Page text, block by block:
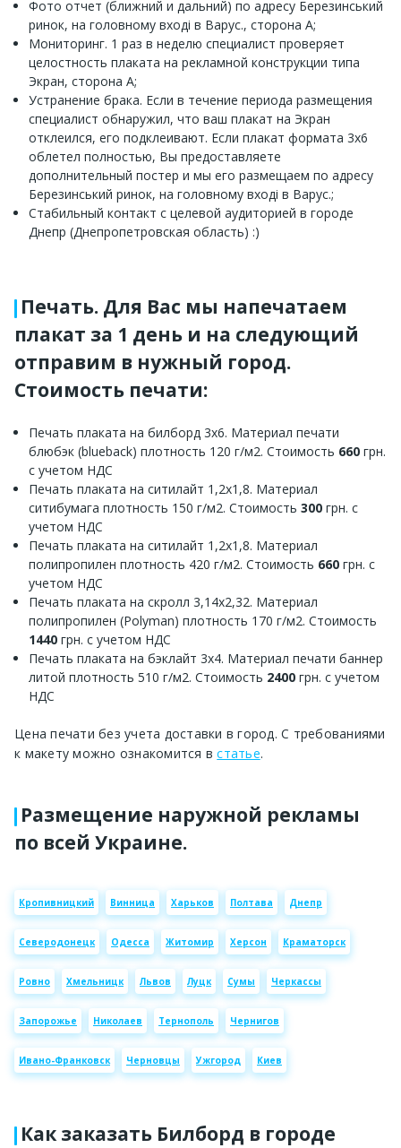
Фото отчет (ближний и дальний) по адресу Березинський
ринок, на головному вході в Варус., сторона А;
Мониторинг. 1 раз в неделю специалист проверяет
целостность плаката на рекламной конструкции типа
Экран, сторона А;
Устранение брака. Если в течение периода размещения
специалист обнаружил, что ваш плакат на Экран
отклеился, его подклеивают. Если плакат формата 3х6
облетел полностью, Вы предоставляете
дополнительный постер и мы его размещаем по адресу
Березинський ринок, на головному вході в Варус.;
Стабильный контакт с целевой аудиторией в городе
Днепр (Днепропетровская область) :)
Печать. Для Вас мы напечатаем
плакат за 1 день и на следующий
отправим в нужный город.
Стоимость печати:
Печать плаката на билборд 3х6. Материал печати
блюбэк (blueback) плотность 120 г/м2. Стоимость 660 грн.
с учетом НДС
Печать плаката на ситилайт 1,2х1,8. Материал
ситибумага плотность 150 г/м2. Стоимость 300 грн. с
учетом НДС
Печать плаката на ситилайт 1,2х1,8. Материал
полипропилен плотность 420 г/м2. Стоимость 660 грн. с
учетом НДС
Печать плаката на скролл 3,14х2,32. Материал
полипропилен (Polyman) плотность 170 г/м2. Стоимость
1440 грн. с учетом НДС
Печать плаката на бэклайт 3х4. Материал печати баннер
литой плотность 510 г/м2. Стоимость 2400 грн. с учетом
НДС
Цена печати без учета доставки в город. С требованиями
к макету можно ознакомится встатье.
Размещение наружной рекламы
по всей Украине.
Кропивницкий Винница Харьков Полтава Днепр
Северодонецк Одесса Житомир Херсон Краматорск
Ровно Хмельницк Львов Луцк Сумы Черкассы
Запорожье Николаев Тернополь Чернигов
Ивано-Франковск Черновцы Ужгород Киев
Как заказать Билборд в городе